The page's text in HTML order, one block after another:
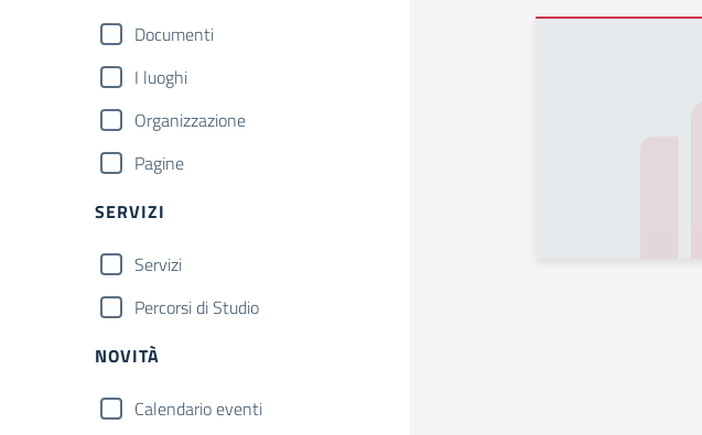
Documenti
I luoghi
Organizzazione
Pagine
SERVIZI
Servizi
Percorsi di Studio
NOVITÀ
Calendario eventi